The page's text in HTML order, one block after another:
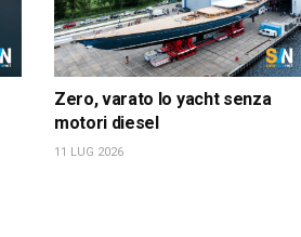
Zero, varato lo yacht senza
motori diesel
11 LUG 2026